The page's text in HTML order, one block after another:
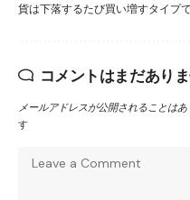
貨は下落するたび買い増すタイプ
コメントはまだあり
メールアドレスが公開されることはあ
す